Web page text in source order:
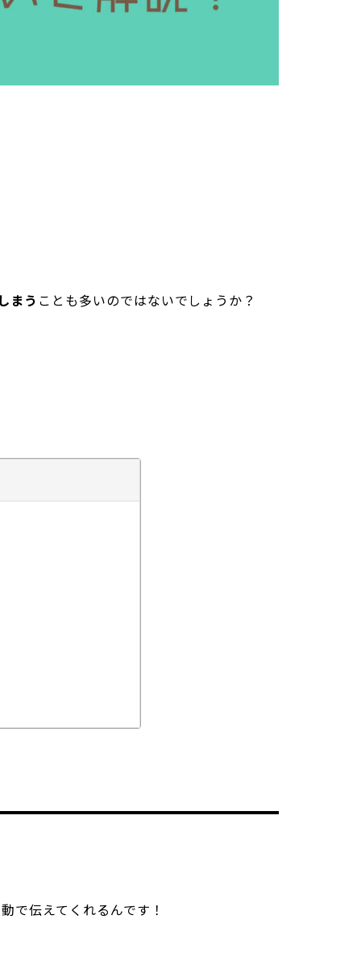
まう ことも多いのではないでしょうか？
で伝えてくれるんです！